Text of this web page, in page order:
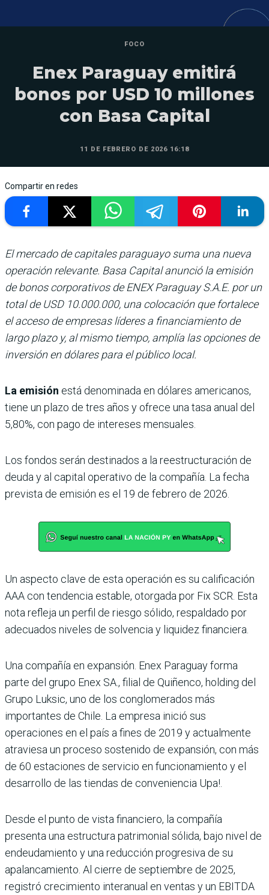
FOCO
Enex Paraguay emitirá
bonos por USD 10 millones
con Basa Capital
11 DE FEBRERO DE 2026 16:18
Compartir en redes
El mercado de capitales paraguayo suma una nueva
operación relevante. Basa Capital anunció la emisión
de bonos corporativos de ENEX Paraguay S.A.E. por un
total de USD 10.000.000, una colocación que fortalece
el acceso de empresas líderes a financiamiento de
largo plazo y, al mismo tiempo, amplía las opciones de
inversión en dólares para el público local.
La emisión está denominada en dólares americanos,
tiene un plazo de tres años y ofrece una tasa anual del
5,80%, con pago de intereses mensuales.
Los fondos serán destinados a la reestructuración de
deuda y al capital operativo de la compañía. La fecha
prevista de emisión es el 19 de febrero de 2026.
Un aspecto clave de esta operación es su calificación
AAA con tendencia estable, otorgada por Fix SCR. Esta
nota refleja un perfil de riesgo sólido, respaldado por
adecuados niveles de solvencia y liquidez financiera.
Una compañía en expansión. Enex Paraguay forma
parte del grupo Enex SA., filial de Quiñenco, holding del
Grupo Luksic, uno de los conglomerados más
importantes de Chile. La empresa inició sus
operaciones en el país a fines de 2019 y actualmente
atraviesa un proceso sostenido de expansión, con más
de 60 estaciones de servicio en funcionamiento y el
desarrollo de las tiendas de conveniencia Upa!.
Desde el punto de vista financiero, la compañía
presenta una estructura patrimonial sólida, bajo nivel de
endeudamiento y una reducción progresiva de su
apalancamiento. Al cierre de septiembre de 2025,
registró crecimiento interanual en ventas y un EBITDA